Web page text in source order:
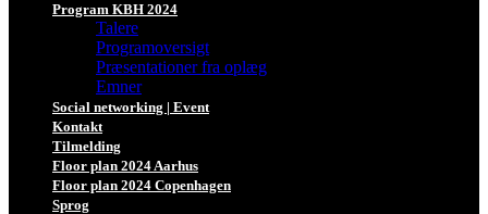
Program KBH 2024
Talere
Programoversigt
Præsentationer fra oplæg
Emner
Social networking | Event
Kontakt
Tilmelding
Floor plan 2024 Aarhus
Floor plan 2024 Copenhagen
Sprog